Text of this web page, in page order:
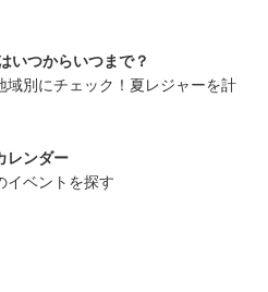
いつからいつまで？
域別にチェック！夏レジャーを計
レンダー
イベントを探す